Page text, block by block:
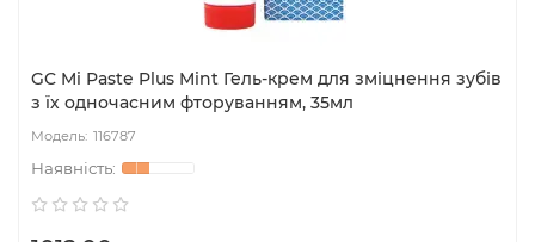
GC Mi Paste Plus Mint Гель-крем для зміцнення зубів
з їх одночасним фторуванням, 35мл
116787